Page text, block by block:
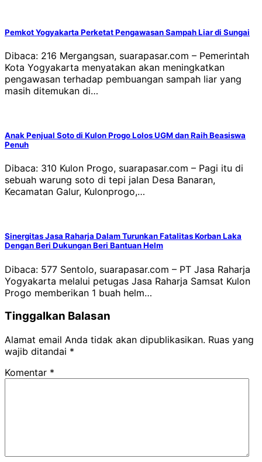
Pemkot Yogyakarta Perketat Pengawasan Sampah Liar di Sungai
Dibaca: 216 Mergangsan, suarapasar.com – Pemerintah
Kota Yogyakarta menyatakan akan meningkatkan
pengawasan terhadap pembuangan sampah liar yang
masih ditemukan di…
Anak Penjual Soto di Kulon Progo Lolos UGM dan Raih Beasiswa
Penuh
Dibaca: 310 Kulon Progo, suarapasar.com – Pagi itu di
sebuah warung soto di tepi jalan Desa Banaran,
Kecamatan Galur, Kulonprogo,…
Sinergitas Jasa Raharja Dalam Turunkan Fatalitas Korban Laka
Dengan Beri Dukungan Beri Bantuan Helm
Dibaca: 577 Sentolo, suarapasar.com – PT Jasa Raharja
Yogyakarta melalui petugas Jasa Raharja Samsat Kulon
Progo memberikan 1 buah helm…
Tinggalkan Balasan
Alamat email Anda tidak akan dipublikasikan. Ruas yang
wajib ditandai *
Komentar *